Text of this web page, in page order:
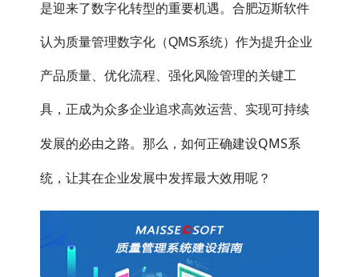
是迎来了数字化转型的重要机遇。合肥迈斯软件
认为质量管理数字化（QMS系统）作为提升企业
产品质量、优化流程、强化风险管理的关键工
具，正成为众多企业追求高效运营、实现可持续
发展的必由之路。那么，如何正确建设QMS系
统 ，让其在企业发展中发挥最大效用呢？